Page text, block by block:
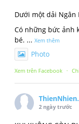
Dưới một dải Ngân
Có những bức ảnh
bé. ... Xem thêm
Photo
Xem trên Facebook ·
2 ngày trước